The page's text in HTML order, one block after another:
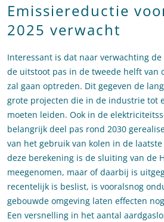
Emissiereductie
2025 verwacht
Interessant is dat naar verwachting
de uitstoot pas in de tweede helft van
zal gaan optreden. Dit gegeven de
grote projecten die in de industrie tot
moeten leiden. Ook in de
belangrijk deel pas rond 2030
van het gebruik van kolen in de
deze berekening is de sluiting van de
meegenomen, maar of daarbij is
recentelijk is beslist, is vooralsnog
gebouwde omgeving laten effecten
Een versnelling in het aantal